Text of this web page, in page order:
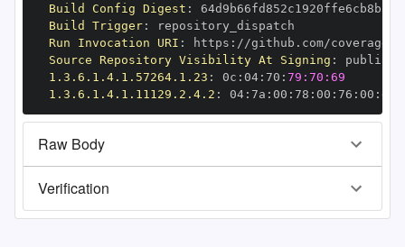
Build Config Digest :
Build Trigger:
Run Invocation URI : https :
Source Repository Visibility At Signing :
1.3.6.1.4.1.57264.1.23 : 0c : 04: 70 : 79:70:69
1.3.6.1.4.1.11129.2.4.2 : 04: 7a : 00 : 78 : 00 : 76 : 00 : dd
Raw Body
Verification